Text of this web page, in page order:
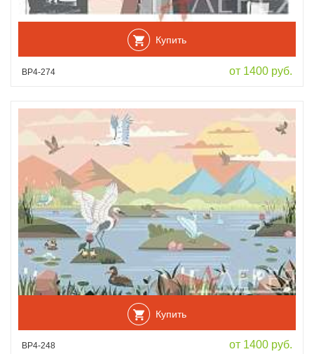
Купить
ВР4-274 от 1400 руб.
Купить
ВР4-248 от 1400 руб.